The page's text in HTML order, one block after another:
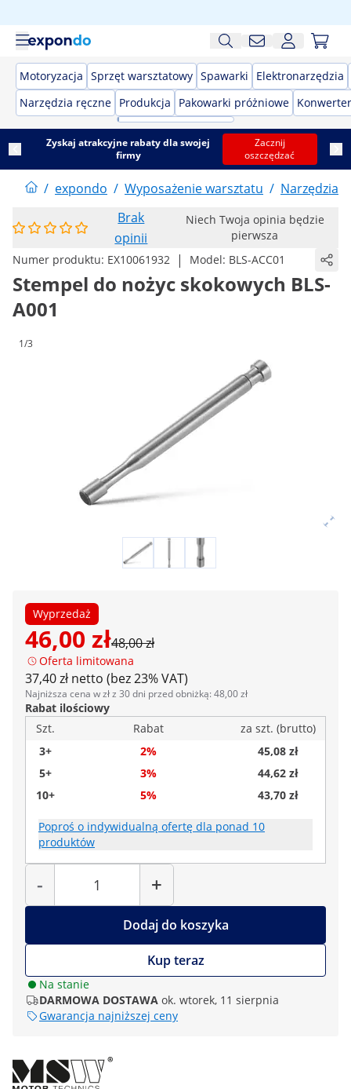
Motoryzacja Sprzęt warsztatowy Spawarki
Elektronarzędzia
Narzędzia ręczne Produkcja Pakowarki próżniowe
Zyskaj atrakcyjne rabaty dla swojej
firmy
Zacznij
oszczędzać
/ expondo / Wyposażenie warsztatu / Narzędzia
Brak
opinii
Niech Twoja opinia będzie
pierwsza
Numer produktu: EX10061932 | Model: BLS-ACC01
Stempel do nożyc skokowych BLS-
A001
1/3
Wyprzedaż
46,00 zł48,00 zł
Oferta limitowana
37,40 zł netto (bez 23% VAT)
Najniższa cena w zł z 30 dni przed obniżką: 48,00 zł
Rabat ilościowy
Szt.
Rabat
za szt. (brutto)
3+
2%
45,08 zł
5+
3%
44,62 zł
10+
5% 43,70 zł
Poproś o indywidualną ofertę dla ponad 10
produktów
-
Liczba
+
Dodaj do koszyka
Kup teraz
Na stanie
DARMOWA DOSTAWA ok. wtorek, 11 sierpnia
Gwarancja najniższej ceny